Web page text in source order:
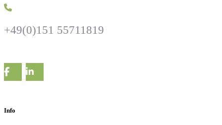
+49(0)151 55711819
Info